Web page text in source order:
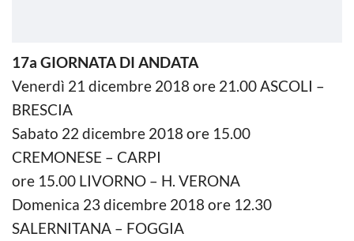
17a GIORNATA DI ANDATA
Venerdì 21 dicembre 2018 ore 21.00 ASCOLI –
BRESCIA
Sabato 22 dicembre 2018 ore 15.00
CREMONESE – CARPI
ore 15.00 LIVORNO – H. VERONA
Domenica 23 dicembre 2018 ore 12.30
SALERNITANA – FOGGIA